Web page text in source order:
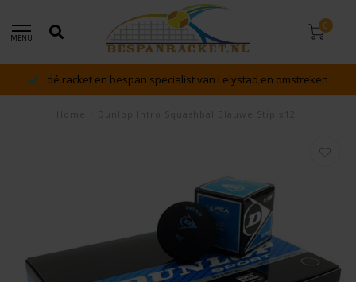
MENU
0
dé racket en bespan specialist van Lelystad en omstreken